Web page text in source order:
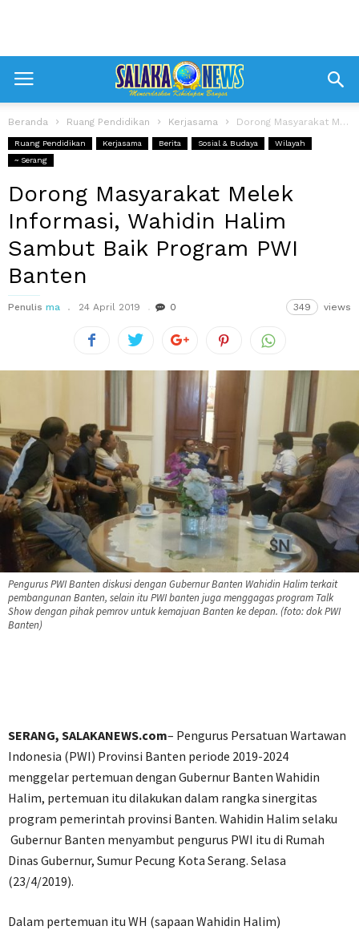
Beranda Ruang Pendidikan Kerjasama Dorong Masyarakat Melek Informasi, Wahidin Halim Sambut Baik Program PWI Banten
Ruang Pendidikan Kerjasama Berita Sosial & Budaya
Wilayah
~ Serang
Dorong Masyarakat Melek
Informasi, Wahidin Halim
Sambut Baik Program PWI
Banten
Penulis ma 24 April 2019 0 349 views
Pengurus PWI Banten diskusi dengan Gubernur Banten Wahidin Halim terkait
pembangunan Banten, selain itu PWI banten juga menggagas program Talk
Show dengan pihak pemrov untuk kemajuan Banten ke depan. (foto: dok PWI
Banten)
SERANG, SALAKANEWS.com– Pengurus Persatuan Wartawan
Indonesia (PWI) Provinsi Banten periode 2019-2024
menggelar pertemuan dengan Gubernur Banten Wahidin
Halim, pertemuan itu dilakukan dalam rangka sinergitas
program pemerintah provinsi Banten. Wahidin Halim selaku
Gubernur Banten menyambut pengurus PWI itu di Rumah
Dinas Gubernur, Sumur Pecung Kota Serang. Selasa
(23/4/2019).
Dalam pertemuan itu WH (sapaan Wahidin Halim)